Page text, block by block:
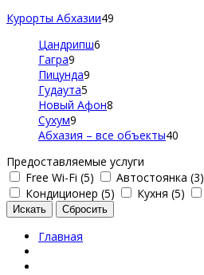
Курорты Абхазии49
Цандрипш6
Гагра9
Пицунда9
Гудаута5
Новый Афон8
Сухум9
Абхазия – все объекты40
Предоставляемые услуги
Free Wi-Fi (5)
Автостоянка (3)
Кондиционер (5)
Кухня (5)
Главная